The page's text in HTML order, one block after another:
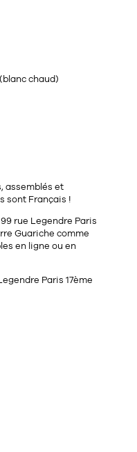
chaud)
assemblés et
sont Français !
rue Legendre Paris
Guariche comme
en ligne ou en
Paris 17ème